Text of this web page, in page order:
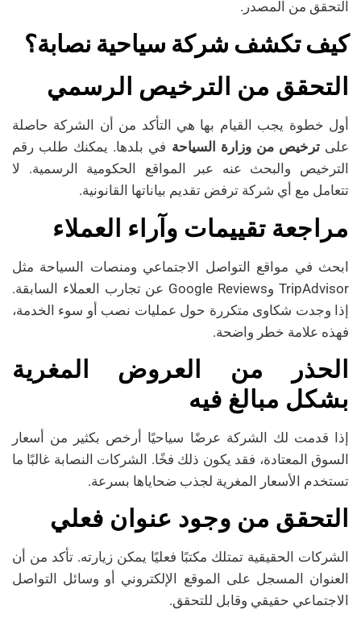
التحقق من المصدر.
كيف تكشف شركة سياحية نصابة؟
التحقق من الترخيص الرسمي
أول خطوة يجب القيام بها هي التأكد من أن الشركة حاصلة
علىترخيص من وزارة السياحة في بلدها. يمكنك طلب رقم
الترخيص والبحث عنه عبر المواقع الحكومية الرسمية. لا
تتعامل مع أي شركة ترفض تقديم بياناتها القانونية.
مراجعة تقييمات وآراء العملاء
ابحث في مواقع التواصل الاجتماعي ومنصات السياحة مثل
TripAdvisor وGoogle Reviews عن تجارب العملاء السابقة.
إذا وجدت شكاوى متكررة حول عمليات نصب أو سوء الخدمة،
فهذه علامة خطر واضحة.
الحذر من العروض المغرية
بشكل مبالغ فيه
إذا قدمت لك الشركة عرضًا سياحيًا أرخص بكثير من أسعار
السوق المعتادة، فقد يكون ذلك فخًا. الشركات النصابة غالبًا ما
تستخدم الأسعار المغرية لجذب ضحاياها بسرعة.
التحقق من وجود عنوان فعلي
الشركات الحقيقية تمتلك مكتبًا فعليًا يمكن زيارته. تأكد من أن
العنوان المسجل على الموقع الإلكتروني أو وسائل التواصل
الاجتماعي حقيقي وقابل للتحقق.